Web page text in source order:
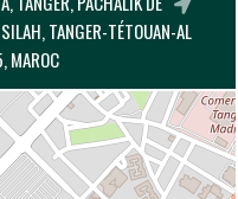
TANGER-TÉTOUAN-AL
MAROC